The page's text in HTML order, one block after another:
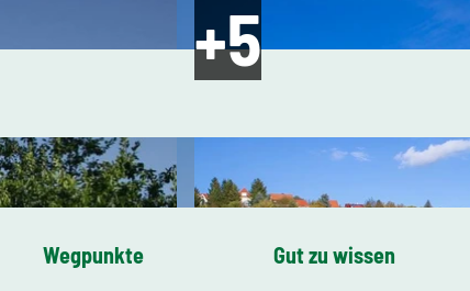
Wegpunkte Gut zu wissen